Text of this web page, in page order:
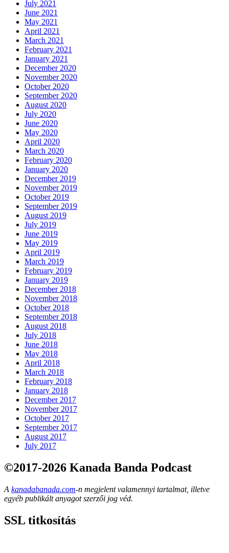
July 2021
June 2021
May 2021
April 2021
March 2021
February 2021
January 2021
December 2020
November 2020
October 2020
September 2020
August 2020
July 2020
June 2020
May 2020
April 2020
March 2020
February 2020
January 2020
December 2019
November 2019
October 2019
September 2019
August 2019
July 2019
June 2019
May 2019
April 2019
March 2019
February 2019
January 2019
December 2018
November 2018
October 2018
September 2018
August 2018
July 2018
June 2018
May 2018
April 2018
March 2018
February 2018
January 2018
December 2017
November 2017
October 2017
September 2017
August 2017
July 2017
©2017-2026 Kanada Banda Podcast
A kanadabanada.com-n megjelent valamennyi tartalmat, illetve
egyéb publikált anyagot szerzői jog véd.
SSL titkosítás